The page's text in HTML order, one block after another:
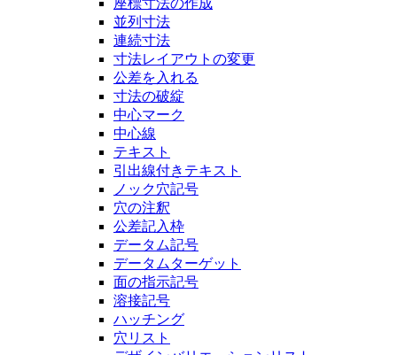
座標寸法の作成
並列寸法
連続寸法
寸法レイアウトの変更
公差を入れる
寸法の破綻
中心マーク
中心線
テキスト
引出線付きテキスト
ノック穴記号
穴の注釈
公差記入枠
データム記号
データムターゲット
面の指示記号
溶接記号
ハッチング
穴リスト